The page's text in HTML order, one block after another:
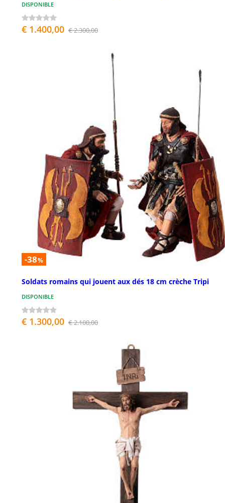
DISPONIBLE
€ 1.400,00 € 2.300,00
-38%
Soldats romains qui jouent aux dés 18 cm crèche Tripi
DISPONIBLE
€ 1.300,00 € 2.100,00